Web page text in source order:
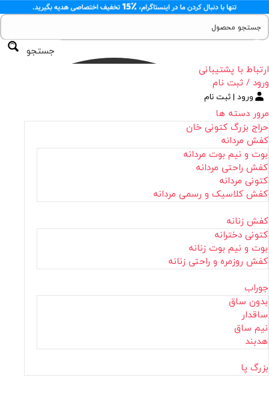
جستجو
ارتباط با پشتیبانی
ورود / ثبت نام
ورود | ثبت نام
مرور دسته ها
حراج بزرگ کتونی خان
کفش مردانه
بوت و نیم بوت مردانه
کفش راحتی مردانه
کتونی مردانه
کفش کلاسیک و رسمی مردانه
کفش زنانه
کتونی دخترانه
بوت و نیم بوت زنانه
کفش روزمره و راحتی زنانه
جوراب
بدون ساق
ساقدار
نیم ساق
هدبند
بزرگ پا